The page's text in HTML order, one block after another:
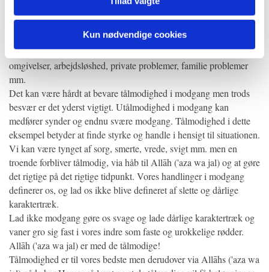
Kun nødvendige cookies
Igennem vores liv vil vi møde meget modgang, det kan være
sygdom, fattigdom, tab af venner eller familie medlemmer,
dødsfald, hjertesorg, dårlig behandling af andre, usikkerhed i ens
omgivelser, arbejdsløshed, private problemer, familie problemer
mm.
Det kan være hårdt at bevare tålmodighed i modgang men trods
besvær er det yderst vigtigt. Utålmodighed i modgang kan
medfører synder og endnu svære modgang. Tålmodighed i dette
eksempel betyder at finde styrke og handle i hensigt til situationen.
Vi kan være tynget af sorg, smerte, vrede, svigt mm. men en
troende forbliver tålmodig, via håb til Allāh ('aza wa jal) og at gøre
det rigtige på det rigtige tidpunkt. Vores handlinger i modgang
definerer os, og lad os ikke blive defineret af slette og dårlige
karaktertræk.
Lad ikke modgang gøre os svage og lade dårlige karaktertræk og
vaner gro sig fast i vores indre som faste og urokkelige rødder.
Allāh ('aza wa jal) er med de tålmodige!
Tålmodighed er til vores bedste men derudover via Allāhs ('aza wa